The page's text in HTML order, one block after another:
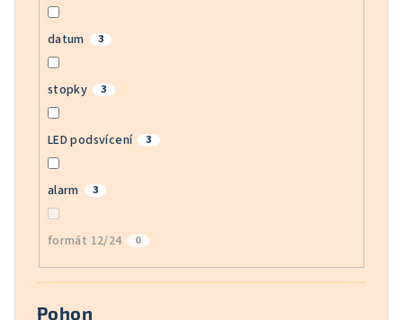
datum 3
stopky 3
LED podsvícení 3
alarm 3
formát 12/24 0
Pohon